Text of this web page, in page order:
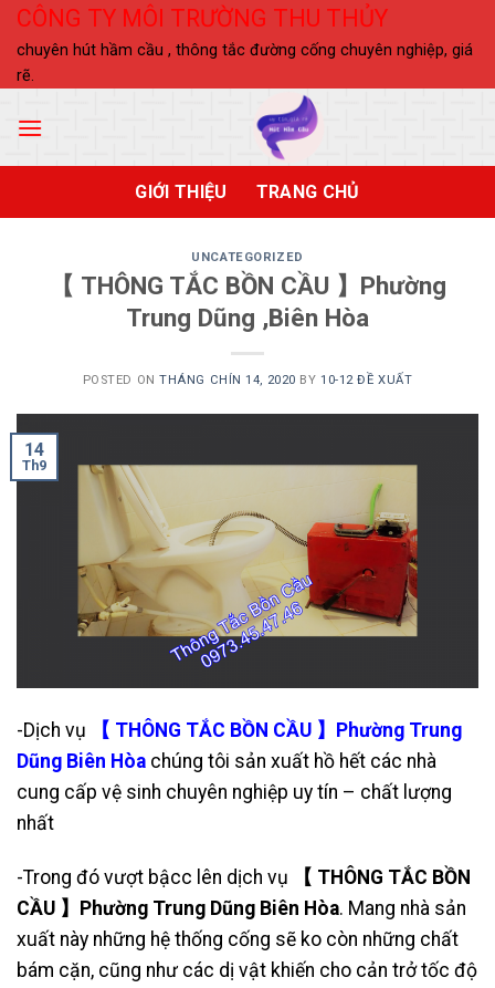
Skip
content
CÔNG TY MÔI TRƯỜNG THU THỦY
chuyên hút hầm cầu , thông tắc đường cống chuyên nghiệp, giá
rẽ.
GIỚI THIỆU TRANG CHỦ
UNCATEGORIZED
【 THÔNG TẮC BỒN CẦU 】Phường
Trung Dũng ,Biên Hòa
POSTED ONTHÁNG CHÍN 14, 2020 BY10-12 ĐỀ XUẤT
14
Th9
-Dịch vụ
【 THÔNG TẮC BỒN CẦU 】Phường Trung
Dũng Biên Hòa chúng tôi sản xuất hồ hết các nhà
cung cấp vệ sinh chuyên nghiệp uy tín – chất lượng
nhất
-Trong đó vượt bậcc lên dịch vụ
【 THÔNG TẮC BỒN
CẦU 】Phường Trung Dũng Biên Hòa. Mang nhà sản
xuất này những hệ thống cống sẽ ko còn những chất
bám cặn, cũng như các dị vật khiến cho cản trở tốc độ